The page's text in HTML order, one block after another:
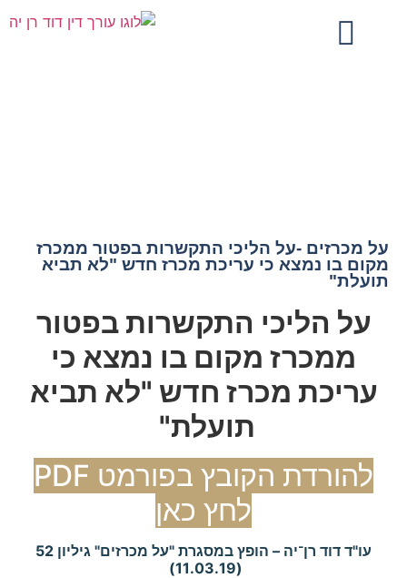
על מכרזים -על הליכי התקשרות בפטור ממכרז
מקום בו נמצא כי עריכת מכרז חדש "לא תביא
תועלת"
על הליכי התקשרות בפטור
ממכרז מקום בו נמצא כי
עריכת מכרז חדש "לא תביא
תועלת"
להורדת הקובץ בפורמט PDF
לחץ כאן
עו"ד דוד רן־יה – הופץ במסגרת "על מכרזים" גיליון 52
(11.03.19)